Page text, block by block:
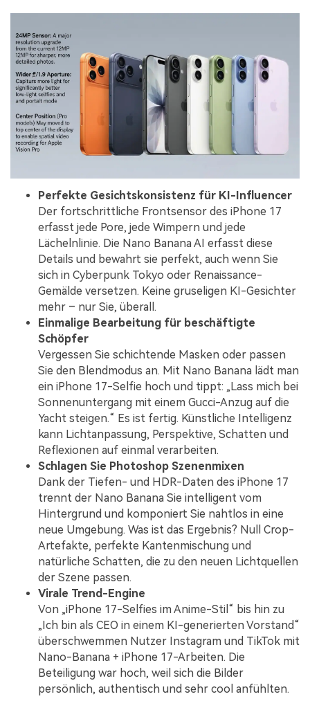
Perfekte Gesichtskonsistenz für KI-Influencer
Der fortschrittliche Frontsensor des iPhone 17
erfasst jede Pore, jede Wimpern und jede
Lächelnlinie. Die Nano Banana AI erfasst diese
Details und bewahrt sie perfekt, auch wenn Sie
sich in Cyberpunk Tokyo oder Renaissance-
Gemälde versetzen. Keine gruseligen KI-Gesichter
mehr – nur Sie, überall.
Einmalige Bearbeitung für beschäftigte
Schöpfer
Vergessen Sie schichtende Masken oder passen
Sie den Blendmodus an. Mit Nano Banana lädt man
ein iPhone 17-Selfie hoch und tippt: „Lass mich bei
Sonnenuntergang mit einem Gucci-Anzug auf die
Yacht steigen.“ Es ist fertig. Künstliche Intelligenz
kann Lichtanpassung, Perspektive, Schatten und
Reflexionen auf einmal verarbeiten.
Schlagen Sie Photoshop Szenenmixen
Dank der Tiefen- und HDR-Daten des iPhone 17
trennt der Nano Banana Sie intelligent vom
Hintergrund und komponiert Sie nahtlos in eine
neue Umgebung. Was ist das Ergebnis? Null Crop-
Artefakte, perfekte Kantenmischung und
natürliche Schatten, die zu den neuen Lichtquellen
der Szene passen.
Virale Trend-Engine
Von „iPhone 17-Selfies im Anime-Stil“ bis hin zu
„Ich bin als CEO in einem KI-generierten Vorstand“
überschwemmen Nutzer Instagram und TikTok mit
Nano-Banana + iPhone 17-Arbeiten. Die
Beteiligung war hoch, weil sich die Bilder
persönlich, authentisch und sehr cool anfühlten.